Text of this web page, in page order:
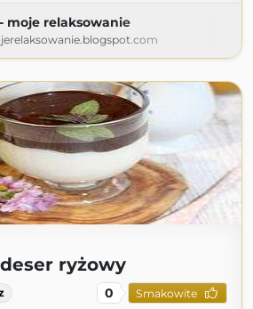
moje relaksowanie
ryżowy
0 Smakowite